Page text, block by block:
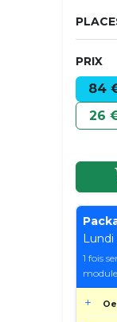
PRIX
84
26
Lundi
1 fois